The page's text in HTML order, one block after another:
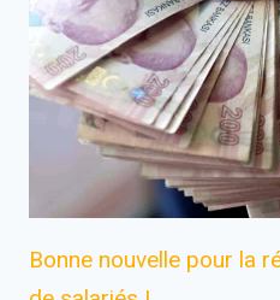
Bonne nouvelle pour la